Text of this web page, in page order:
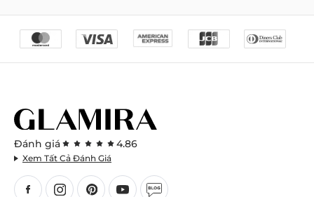
Đánh giá 4.86
Xem Tất Cả Đánh Giá